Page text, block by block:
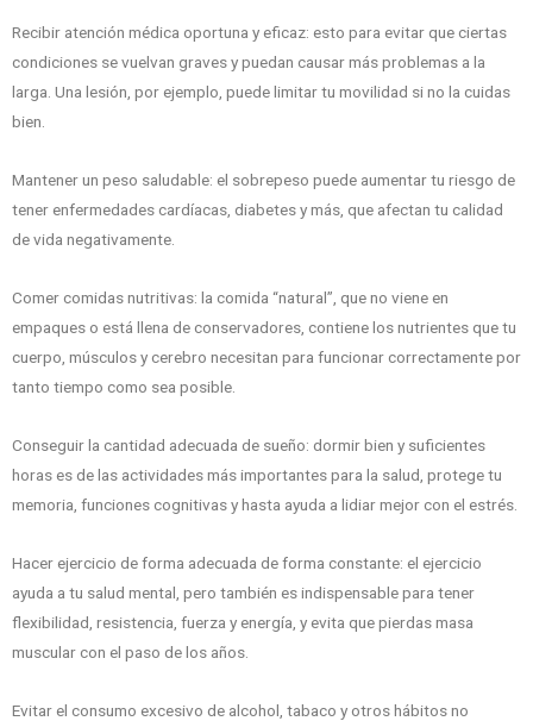
Recibir atención médica oportuna y eficaz: esto para evitar que ciertas
condiciones se vuelvan graves y puedan causar más problemas a la
larga. Una lesión, por ejemplo, puede limitar tu movilidad si no la cuidas
bien.
Mantener un peso saludable: el sobrepeso puede aumentar tu riesgo de
tener enfermedades cardíacas, diabetes y más, que afectan tu calidad
de vida negativamente.
Comer comidas nutritivas: la comida “natural”, que no viene en
empaques o está llena de conservadores, contiene los nutrientes que tu
cuerpo, músculos y cerebro necesitan para funcionar correctamente por
tanto tiempo como sea posible.
Conseguir la cantidad adecuada de sueño: dormir bien y suficientes
horas es de las actividades más importantes para la salud, protege tu
memoria, funciones cognitivas y hasta ayuda a lidiar mejor con el estrés.
Hacer ejercicio de forma adecuada de forma constante: el ejercicio
ayuda a tu salud mental, pero también es indispensable para tener
flexibilidad, resistencia, fuerza y energía, y evita que pierdas masa
muscular con el paso de los años.
Evitar el consumo excesivo de alcohol, tabaco y otros hábitos no